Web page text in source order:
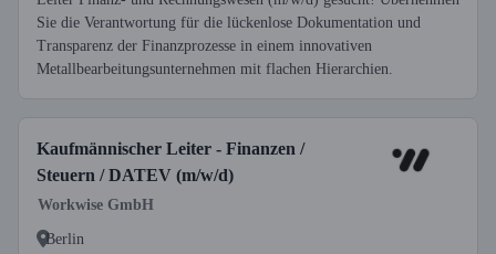
Sie die Verantwortung für die lückenlose Dokumentation und
Transparenz der Finanzprozesse in einem innovativen
Metallbearbeitungsunternehmen mit flachen Hierarchien.
Kaufmännischer Leiter - Finanzen /
Steuern / DATEV (m/w/d)
Workwise GmbH
Berlin